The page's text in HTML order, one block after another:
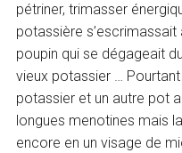
pétriner, trimasser
potassière
poupin qui se dégageait
vieux potassier …
potassier et un autre pot
longues menotines mais
encore en un visage de